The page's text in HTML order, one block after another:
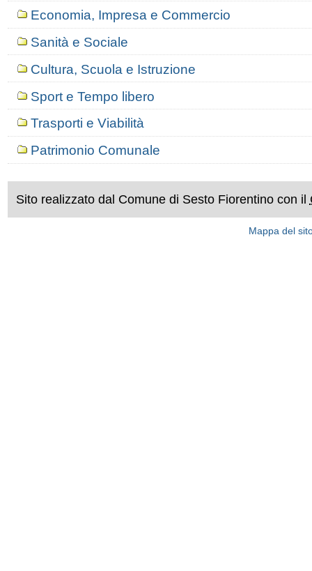
Economia, Impresa e Commercio
Sanità e Sociale
Cultura, Scuola e Istruzione
Sport e Tempo libero
Trasporti e Viabilità
Patrimonio Comunale
Sito realizzato dal Comune di Sesto Fiorentino con il
Mappa del